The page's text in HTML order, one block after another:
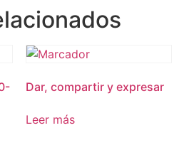
Dar, compartir y expresar
Leer más